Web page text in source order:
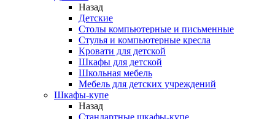
Назад
Детские
Столы компьютерные и письменные
Стулья и компьютерные кресла
Кровати для детской
Шкафы для детской
Школьная мебель
Мебель для детских учреждений
Шкафы-купе
Назад
Стандартные шкафы-купе